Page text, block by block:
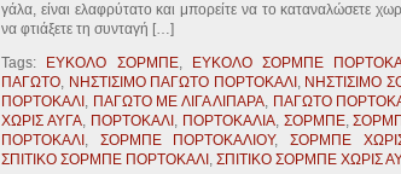
γάλα, είναι ελαφρύτατο και μπορείτε να το καταναλώσετε
να φτιάξετε τη συνταγή […]
Tags:
ΕΥΚΟΛΟ ΣΟΡΜΠΕ, ΕΥΚΟΛΟ ΣΟΡΜΠΕ
ΠΑΓΩΤΟ, ΝΗΣΤΙΣΙΜΟ ΠΑΓΩΤΟ ΠΟΡΤΟΚΑΛΙ , ΝΗΣΤΙΣΙΜΟ
ΠΟΡΤΟΚΑΛΙ , ΠΑΓΩΤΟ ΜΕ ΛΙΓΑ ΛΙΠΑΡΑ, ΠΑΓΩΤΟ
ΧΩΡΙΣ ΑΥΓΑ, ΠΟΡΤΟΚΑΛΙ , ΠΟΡΤΟΚΑΛΙΑ, ΣΟΡΜΠΕ,
ΠΟΡΤΟΚΑΛΙ , ΣΟΡΜΠΕ ΠΟΡΤΟΚΑΛΙΟΥ,ΣΟΡΜΠΕ
ΣΠΙΤΙΚΟ ΣΟΡΜΠΕ ΠΟΡΤΟΚΑΛΙ , ΣΠΙΤΙΚΟ ΣΟΡΜΠΕ ΧΩΡΙΣ